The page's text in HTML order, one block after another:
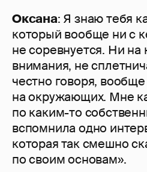
Оксана: Я знаю тебя
который вообще ни с
не соревнуется. Ни на
внимания, не
честно говоря, вообще
на окружающих. Мне
по каким-то
вспомнила одно
которая так смешно
по своим основам».